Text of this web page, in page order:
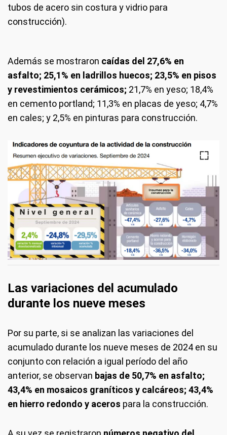
tubos de acero sin costura y vidrio para
construcción).
Además se mostraron caídas del 27,6% en
asfalto; 25,1% en ladrillos huecos; 23,5% en pisos
y revestimientos cerámicos; 21,7% en yeso; 18,4%
en cemento portland; 11,3% en placas de yeso; 4,7%
en cales; y 2,5% en pinturas para construcción.
Las variaciones del acumulado
durante los nueve meses
Por su parte, si se analizan las variaciones del
acumulado durante los nueve meses de 2024 en su
conjunto con relación a igual período del año
anterior, se observan bajas de 50,7% en asfalto;
43,4% en mosaicos graníticos y calcáreos; 43,4%
en hierro redondo y aceros para la construcción.